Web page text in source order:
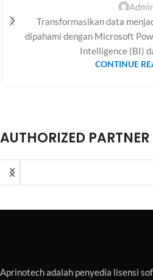
Transformasikan data
dipahami dengan Microsoft
Intelligence (BI)
CONTINUE
AUTHORIZED PARTNER
Aprinotech adalah penyedia lisensi